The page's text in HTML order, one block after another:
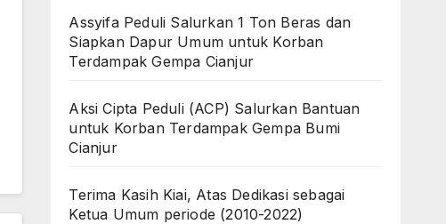
Assyifa Peduli Salurkan 1 Ton Beras dan
Siapkan Dapur Umum untuk Korban
Terdampak Gempa Cianjur
Aksi Cipta Peduli (ACP) Salurkan Bantuan
untuk Korban Terdampak Gempa Bumi
Cianjur
Terima Kasih Kiai, Atas Dedikasi sebagai
Ketua Umum periode (2010-2022)